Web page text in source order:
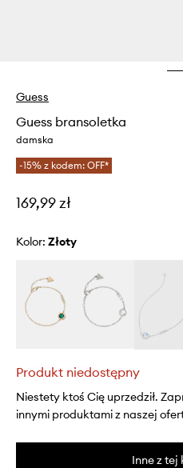
Guess
Guess bransoletka
damska
-15% z kodem: OFF*
169,99 zł
Kolor: złoty
Produkt niedostępny
Niestety ktoś Cię uprzedził.
innymi produktami z naszej
Inne z tej